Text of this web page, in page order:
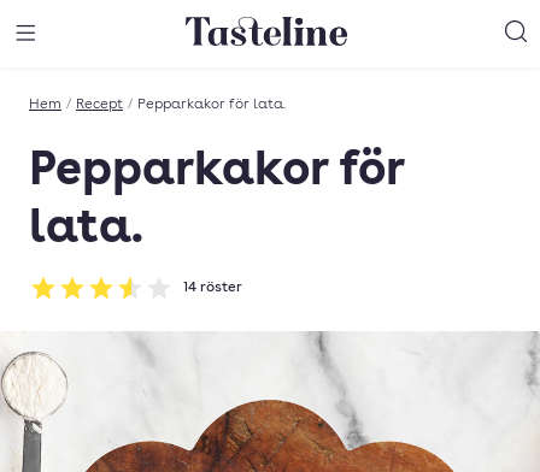
Till Tastelines startsida
Hem / Recept / Pepparkakor för lata.
Pepparkakor för
lata.
Betyg: 3.57 av 5
14 röster